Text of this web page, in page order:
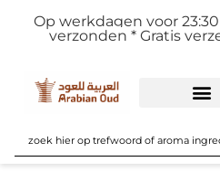
Op werkdagen voor
verzonden * Gratis